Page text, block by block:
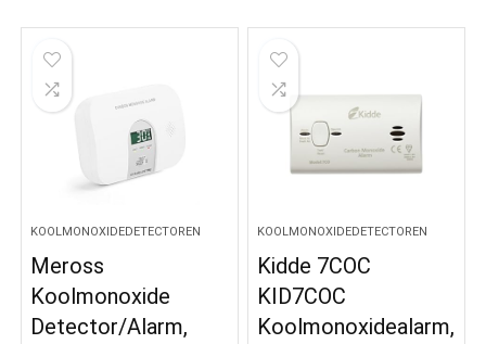
KOOLMONOXIDEDETECTOREN
Meross
Koolmonoxide
Detector/Alarm,
KOOLMONOXIDEDETECTOREN
Kidde 7COC
KID7COC
Koolmonoxidealarm,